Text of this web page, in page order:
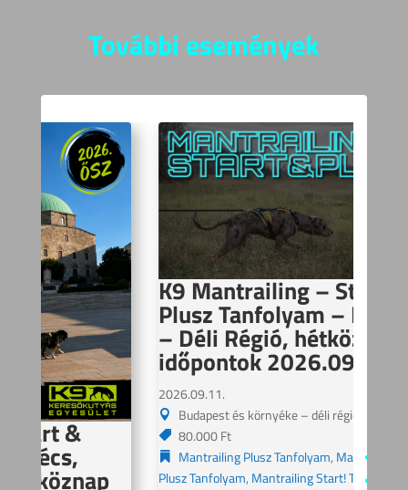
További események
K9 Mantrailing – Start &
Plusz Tanfolyam – Budapest
– Déli Régió, hétköznapi
időpontok 2026.09.11-től
2026.09.11.
Budapest és környéke – déli régió
80.000 Ft
Mantrailing Plusz Tanfolyam,Mantrailing Start &
Plusz Tanfolyam
Mantrailing Start! Tanfolyam